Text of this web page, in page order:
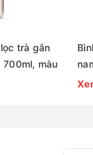
trà gắn
700ml, màu